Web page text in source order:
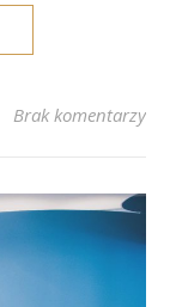
Brak komentarzy